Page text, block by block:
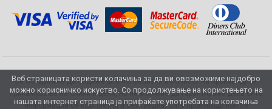
Веб страницата користи колачиња за да ви овозможиме најдобро
можно корисничко искуство. Со продолжување на користењето на
нашата интернет страница ја прифаќате употребата на колачиња
Се обидуваме да бидеме што попрецизни во описот на производите,
прикажување на слики и цени, но не можеме да гарантираме дека сите
информации се комплетни и без грешка. Сите производи кои се